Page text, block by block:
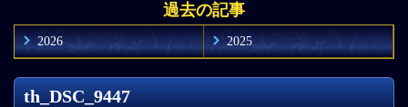
過去の記事
2026 2025
th_DSC_9447